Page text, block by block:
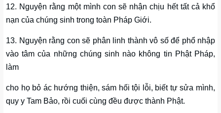
12. Nguyện rằng một mình con sẽ nhận chịu hết tất cả khổ
nạn của chúng sinh trong toàn Pháp Giới.
13. Nguyện rằng con sẽ phân linh thành vô số để phổ nhập
vào tâm của những chúng sinh nào không tin Phật Pháp,
làm
cho họ bỏ ác hướng thiện, sám hối tội lỗi, biết tự sửa mình,
quy y Tam Bảo, rồi cuối cùng đều được thành Phật.